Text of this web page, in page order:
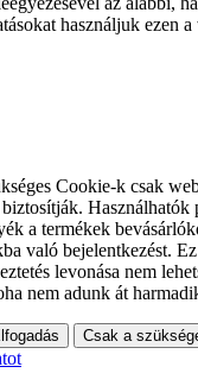
használjuk ezen
Cookie-k csak
Használhatók
a termékek
való bejelentkezést.
levonása nem
nem adunk át
Csak a